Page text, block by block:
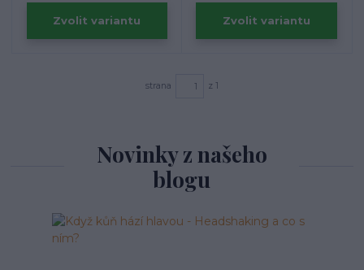
Zvolit variantu Zvolit variantu
strana z 1
Novinky z našeho
blogu